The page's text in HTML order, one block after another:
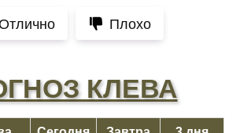
Плохо
КЛЕВА